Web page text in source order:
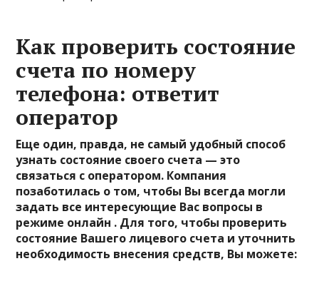
Как проверить состояние
счета по номеру
телефона: ответит
оператор
Еще один, правда, не самый удобный способ
узнать состояние своего счета — это
связаться с оператором. Компания
позаботилась о том, чтобы Вы всегда могли
задать все интересующие Вас вопросы в
режиме онлайн . Для того, чтобы проверить
состояние Вашего лицевого счета и уточнить
необходимость внесения средств, Вы можете: